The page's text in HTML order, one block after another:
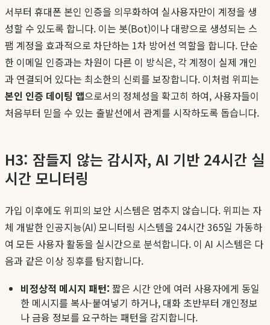
서부터 휴대폰 본인 인증을 의무화하여 실사용자만이 계정을 생
성할 수 있도록 합니다. 이는 봇(Bot)이나 대량으로 생성되는 스
팸 계정을 효과적으로 차단하는 1차 방어선 역할을 합니다. 단순
한 이메일 인증과는 차원이 다른 이 방식은, 각 계정이 실제 개인
과 연결되어 있다는 최소한의 신뢰를 보장합니다. 이처럼 위피는
본인 인증 데이팅 앱으로서의 정체성을 확고히 하여, 사용자들이
처음부터 믿을 수 있는 출발선에서 관계를 시작하도록 돕습니다.
H3: 잠들지 않는 감시자, AI 기반 24시간 실
시간 모니터링
가입 이후에도 위피의 보안 시스템은 멈추지 않습니다. 위피는 자
체 개발한 인공지능(AI) 모니터링 시스템을 24시간 365일 가동하
여 모든 사용자 활동을 실시간으로 분석합니다. 이 AI 시스템은 다
음과 같은 이상 징후를 탐지합니다.
비정상적 메시지 패턴: 짧은 시간 안에 여러 사용자에게 동일
한 메시지를 복사-붙여넣기 하거나, 대화 초반부터 개인정보
나 금융 정보를 요구하는 패턴을 감지합니다.